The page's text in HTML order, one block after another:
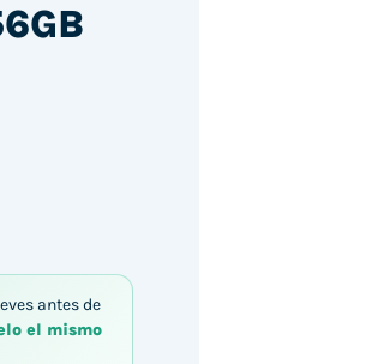
antes de
el mismo